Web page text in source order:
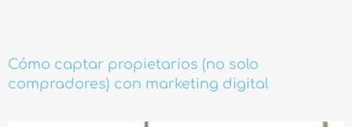
Cómo captar propietarios (no solo
compradores) con marketing digital